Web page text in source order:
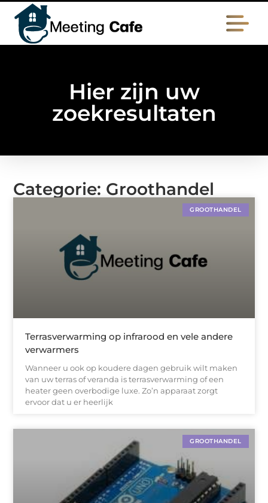
Hier zijn uw
zoekresultaten
Categorie: Groothandel
GROOTHANDEL
Terrasverwarming op infrarood en vele andere
verwarmers
Wanneer u ook op koudere dagen gebruik wilt maken
van uw terras of veranda is terrasverwarming of een
heater geen overbodige luxe. Zo’n apparaat zorgt
ervoor dat u er heerlijk
GROOTHANDEL